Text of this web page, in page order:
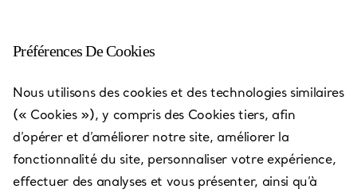
Barcelona - Paseo de Gràcia
Ouvert aujourd’hui jusqu’à 20:30
PRENEZ RENDEZ-VOUS
Préférences De Cookies
Nous utilisons des cookies et des technologies similaires
(« Cookies »), y compris des Cookies tiers, afin
d’opérer et d’améliorer notre site, améliorer la
fonctionnalité du site, personnaliser votre expérience,
effectuer des analyses et vous présenter, ainsi qu’à